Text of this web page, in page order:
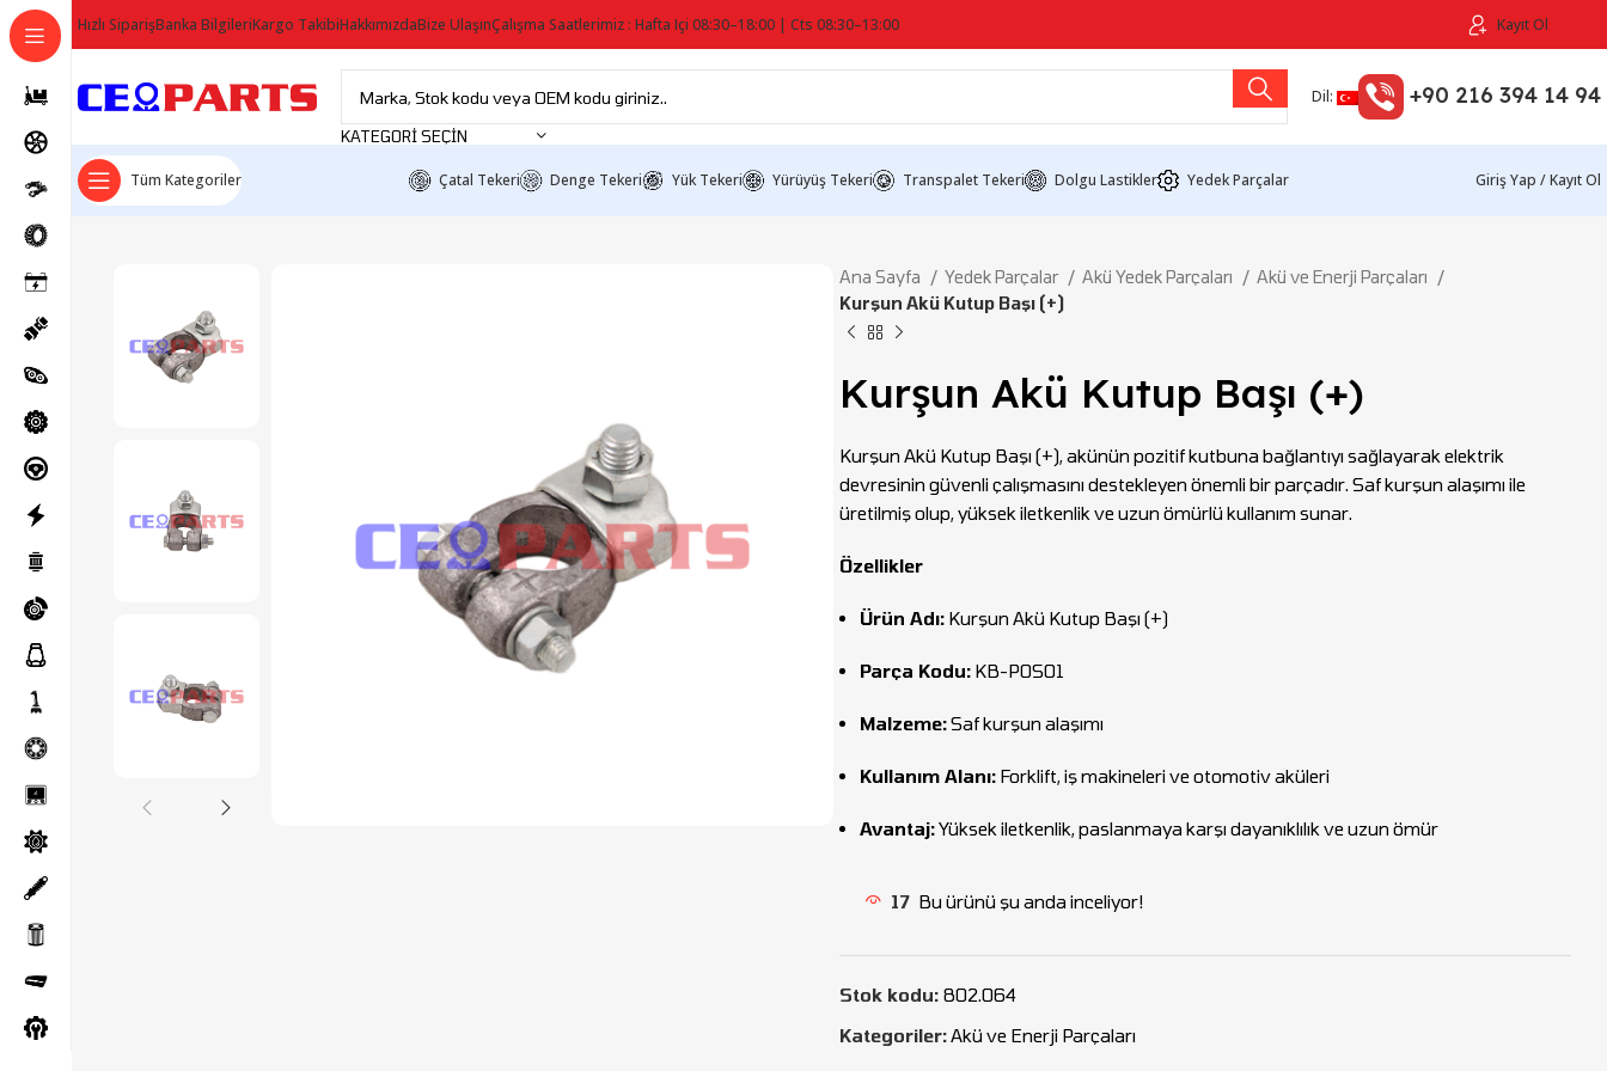
Hızlı SiparişBanka BilgileriKargo TakibiHakkımızdaBize UlaşınÇalışma Saatlerimiz : Hafta Içi 08:30–18:00 | Cts 08:30–13:00 Kayıt Ol
KATEGORI SEÇIN
Dil: +90 216 394 14 94
Tüm Kategoriler Çatal Tekeri Denge Tekeri Yük Tekeri Yürüyüş Tekeri Transpalet Tekeri Dolgu Lastikler Yedek Parçalar Giriş Yap / Kayıt Ol
Ana Sayfa Yedek Parçalar Akü Yedek Parçaları
Akü ve Enerji Parçaları
Kurşun Akü Kutup Başı (+)
Kurşun Akü Kutup Başı (+)
Kurşun Akü Kutup Başı (+), akünün pozitif kutbuna bağlantıyı sağlayarak elektrik
devresinin güvenli çalışmasını destekleyen önemli bir parçadır. Saf kurşun alaşımı ile
üretilmiş olup, yüksek iletkenlik ve uzun ömürlü kullanım sunar.
Özellikler
Ürün Adı: Kurşun Akü Kutup Başı (+)
Parça Kodu: KB-POS01
Malzeme:Saf kurşun alaşımı
Kullanım Alanı: Forklift, iş makineleri ve otomotiv aküleri
Avantaj:Yüksek iletkenlik, paslanmaya karşı dayanıklılık ve uzun ömür
17 Bu ürünü şu anda inceliyor!
Stok kodu: 802.064
Kategoriler:Akü ve Enerji Parçaları